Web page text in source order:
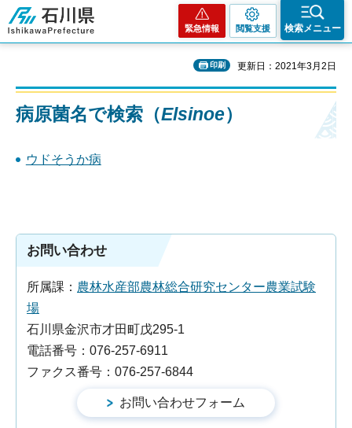
石川県
緊急情報 閲覧支援 検索メニュー
印刷 更新日：2021年3月2日
病原菌名で検索（Elsinoe）
ウドそうか病
お問い合わせ
所属課： 農林水産部農林総合研究センター農業試験
場
石川県金沢市才田町戊295-1
電話番号：076-257-6911
ファクス番号：076-257-6844